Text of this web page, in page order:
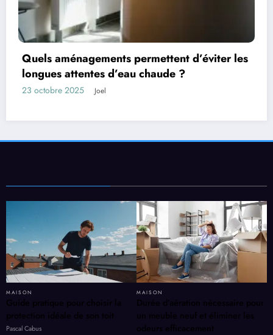
les
Les facteurs qui influencent la durée
d’un bien
13 octobre 2025
MAISON
Guide pratique pour choisir la
protection idéale de son toit
Pascal Cabus
MAISON
Durée d’aération nécessaire pour
un meuble neuf et éliminer les
odeurs efficacement